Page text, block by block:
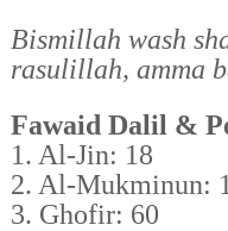
Bismillah wash
rasulillah, amma
Fawaid Dalil &
1. Al-Jin: 18
2. Al-Mukminun:
3. Ghofir: 60